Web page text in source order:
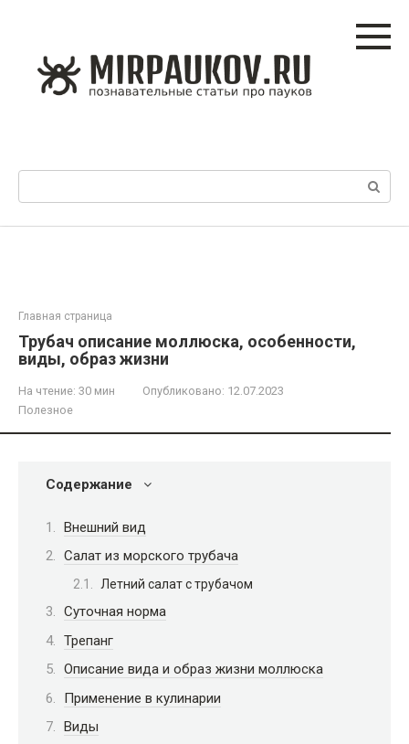
Главная страница
Трубач описание моллюска, особенности,
виды, образ жизни
На чтение: 30 мин Опубликовано: 12.07.2023
Полезное
Содержание
Внешний вид
Салат из морского трубача
Летний салат с трубачом
Суточная норма
Трепанг
Описание вида и образ жизни моллюска
Применение в кулинарии
Виды